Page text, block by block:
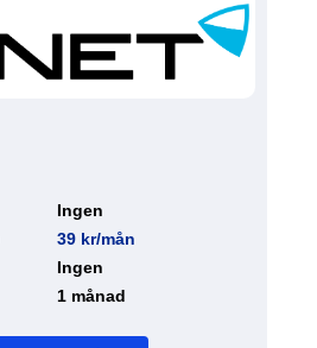
Ingen
39 kr/mån
Ingen
1 månad